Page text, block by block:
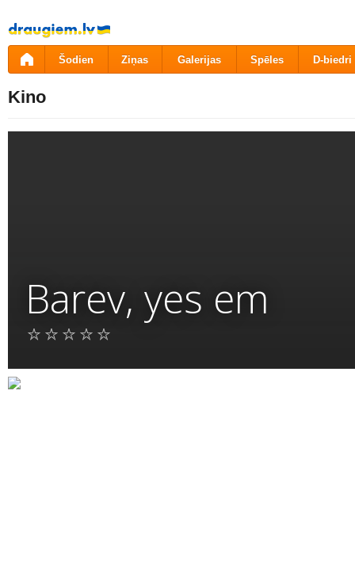
Pāriet
uz
saturu
Šodien Ziņas Galerijas Spēles D-biedri
Kino
Barev, yes em